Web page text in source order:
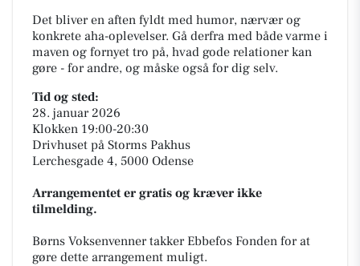
Det bliver en aften fyldt med humor, nærvær og
konkrete aha-oplevelser. Gå derfra med både varme i
maven og fornyet tro på, hvad gode relationer kan
gøre - for andre, og måske også for dig selv.
Tid og sted:
28. januar 2026
Klokken 19:00-20:30
Drivhuset på Storms Pakhus
Lerchesgade 4, 5000 Odense
Arrangementet er gratis og kræver ikke
tilmelding.
Børns Voksenvenner takker Ebbefos Fonden for at
gøre dette arrangement muligt.